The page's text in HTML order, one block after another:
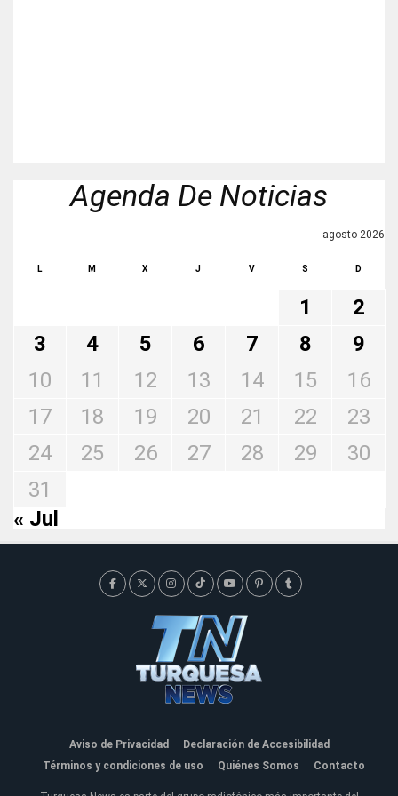
Agenda De Noticias
agosto 2026
L M X J V S D
1
2
3
4 5 6 7 8
9
10
11 12 13 14 15
16
17
18 19 20 21 22
23
24
25 26 27 28 29
30
31
« Jul
Aviso de Privacidad
Declaración de Accesibilidad
Términos y condiciones de uso
Quiénes Somos Contacto